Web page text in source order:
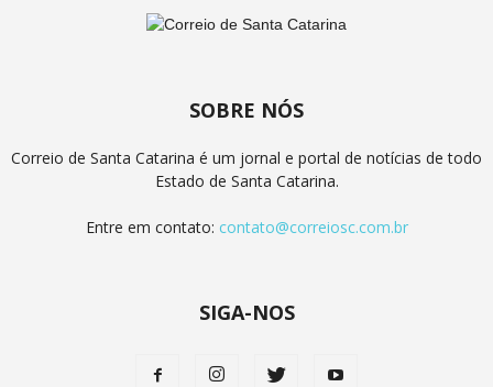
SOBRE NÓS
Correio de Santa Catarina é um jornal e portal de notícias de todo
Estado de Santa Catarina.
Entre em contato: contato@correiosc.com.br
SIGA-NOS